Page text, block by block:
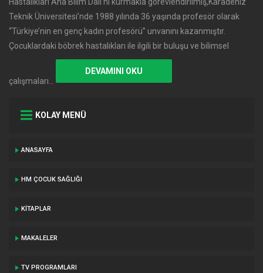
Teknik Üniversitesi’nde 1988 yılında 36 yaşında profesör olarak
‘‘Türkiye’nin en genç kadın profesörü’’ unvanını kazanmıştır.
Çocuklardaki böbrek hastalıkları ile ilgili bir buluşu ve bilimsel
çalışmaları…
DEVAMINI OKU
KOLAY MENÜ
ANASAYFA
HM ÇOCUK SAĞLIĞI
KITAPLAR
MAKALELER
TV PROGRAMLARI